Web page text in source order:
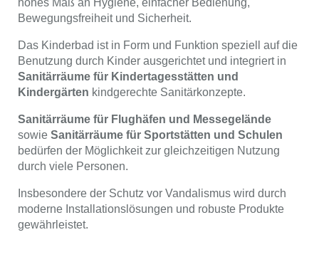
hohes Maß an Hygiene, einfacher Bedienung,
Bewegungsfreiheit und Sicherheit.
Das Kinderbad ist in Form und Funktion speziell auf die
Benutzung durch Kinder ausgerichtet und integriert in
Sanitärräume für Kindertagesstätten und
Kindergärten kindgerechte Sanitärkonzepte.
Sanitärräume für Flughäfen und Messegelände
sowie Sanitärräume für Sportstätten und Schulen
bedürfen der Möglichkeit zur gleichzeitigen Nutzung
durch viele Personen.
Insbesondere der Schutz vor Vandalismus wird durch
moderne Installationslösungen und robuste Produkte
gewährleistet.